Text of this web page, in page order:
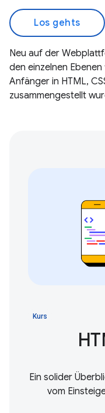
Los gehts
Neu auf der
den einzelnen
Anfänger in HTML,
zusammengestellt
Kurs
Ein solider
vom